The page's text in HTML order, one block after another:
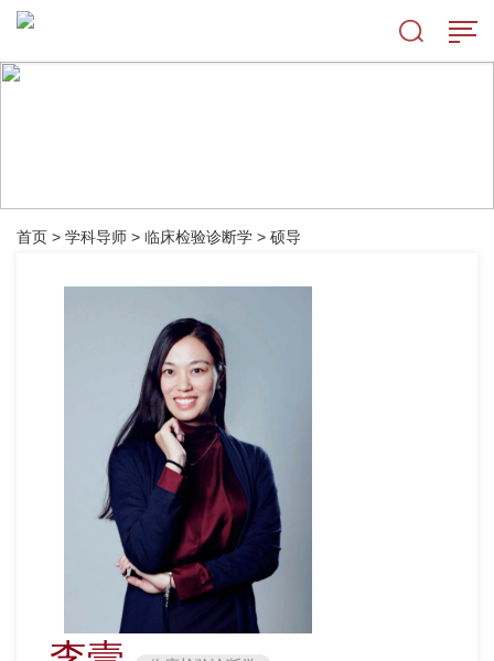
首页 > 学科导师 > 临床检验诊断学 > 硕导